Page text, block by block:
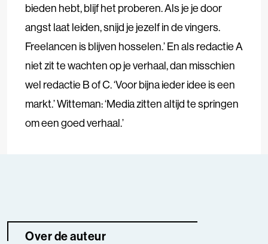
bieden hebt, blijf het proberen. Als je je door
angst laat leiden, snijd je jezelf in de vingers.
Freelancen is blijven hosselen.’ En als redactie A
niet zit te wachten op je verhaal, dan misschien
wel redactie B of C. ‘Voor bijna ieder idee is een
markt.’ Witteman: ‘Media zitten altijd te springen
om een goed verhaal.’
Over de auteur